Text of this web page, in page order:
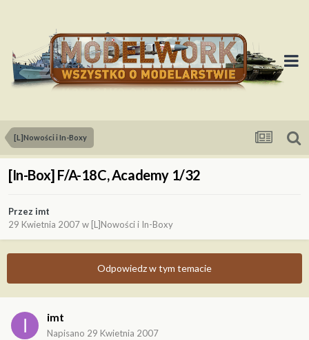
[L]Nowości i In-Boxy
[In-Box] F/A-18C, Academy 1/32
Przez imt
29 Kwietnia 2007w [L]Nowości i In-Boxy
Odpowiedz w tym temacie
imt
Napisano 29 Kwietnia 2007